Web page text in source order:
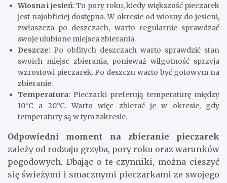
Wiosna i jesień: To pory roku, kiedy większość pieczarek
jest najobficiej dostępna. W okresie od wiosny do jesieni,
zwłaszcza po deszczach, warto regularnie sprawdzać
swoje ulubione miejsca zbierania.
Deszcze: Po obfitych deszczach warto sprawdzić stan
swoich miejsc zbierania, ponieważ wilgotność sprzyja
wzrostowi pieczarek. Po deszczu warto być gotowym na
zbieranie.
Temperatura: Pieczarki preferują temperaturę między
10°C a 20°C. Warto więc zbierać je w okresie, gdy
temperatury są w tym zakresie.
Odpowiedni moment na zbieranie pieczarek
zależy od rodzaju grzyba, pory roku oraz warunków
pogodowych. Dbając o te czynniki, można cieszyć
się świeżymi i smacznymi pieczarkami ze swojego